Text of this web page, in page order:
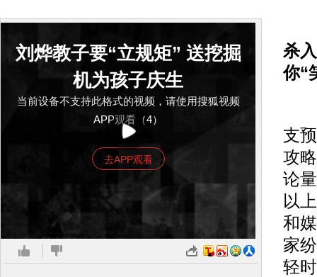
刘烨教子要“立规矩” 送挖掘
机为孩子庆生
当前设备不支持此格式的视频，请使用搜狐视频
APP观看（4）
去APP观看
杀
你“
支
攻
论
以
和
家
轻